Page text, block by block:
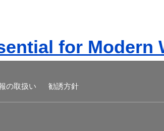
for Modern
の取扱い 勧誘方針